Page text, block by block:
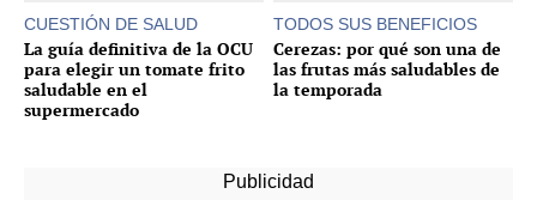
CUESTIÓN DE SALUD
La guía definitiva de la OCU
para elegir un tomate frito
saludable en el
supermercado
TODOS SUS BENEFICIOS
Cerezas: por qué son una de
las frutas más saludables de
la temporada